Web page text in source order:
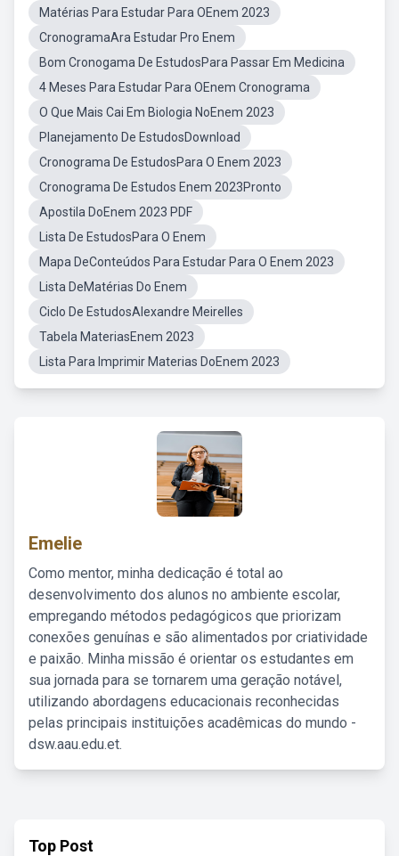
Matérias Para Estudar Para OEnem 2023
CronogramaAra Estudar Pro Enem
Bom Cronogama De EstudosPara Passar Em Medicina
4 Meses Para Estudar Para OEnem Cronograma
O Que Mais Cai Em Biologia NoEnem 2023
Planejamento De EstudosDownload
Cronograma De EstudosPara O Enem 2023
Cronograma De Estudos Enem 2023Pronto
Apostila DoEnem 2023 PDF
Lista De EstudosPara O Enem
Mapa DeConteúdos Para Estudar Para O Enem 2023
Lista DeMatérias Do Enem
Ciclo De EstudosAlexandre Meirelles
Tabela MateriasEnem 2023
Lista Para Imprimir Materias DoEnem 2023
Emelie
Como mentor, minha dedicação é total ao
desenvolvimento dos alunos no ambiente escolar,
empregando métodos pedagógicos que priorizam
conexões genuínas e são alimentados por criatividade
e paixão. Minha missão é orientar os estudantes em
sua jornada para se tornarem uma geração notável,
utilizando abordagens educacionais reconhecidas
pelas principais instituições acadêmicas do mundo -
dsw.aau.edu.et.
Top Post